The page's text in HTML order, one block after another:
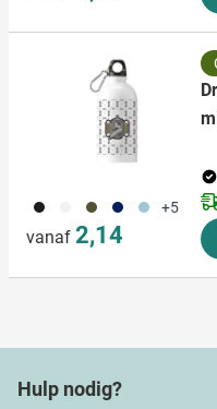
001 004 005 523 +5
vanaf 2,14
Hulp nodig?